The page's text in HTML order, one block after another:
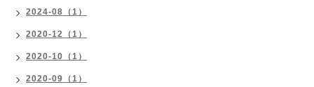
2024-08（1）
2020-12（1）
2020-10（1）
2020-09（1）